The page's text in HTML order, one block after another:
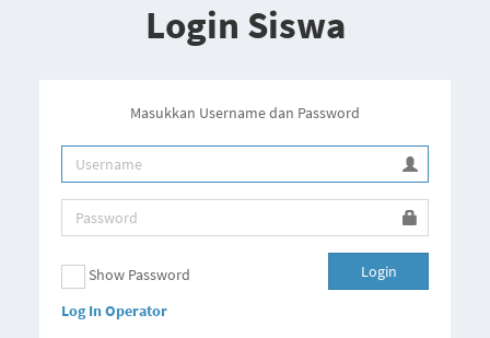
Login Siswa
Masukkan Username dan Password
Show Password
Log In Operator
Login